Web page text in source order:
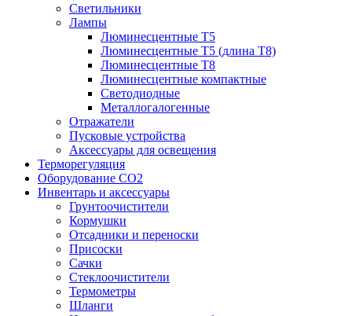
Светильники
Лампы
Люминесцентные T5
Люминесцентные T5 (длина T8)
Люминесцентные T8
Люминесцентные компактные
Светодиодные
Металлогалогенные
Отражатели
Пусковые устройства
Аксессуары для освещения
Терморегуляция
Оборудование CO2
Инвентарь и аксессуары
Грунтоочистители
Кормушки
Отсадники и переноски
Присоски
Сачки
Стеклоочистители
Термометры
Шланги